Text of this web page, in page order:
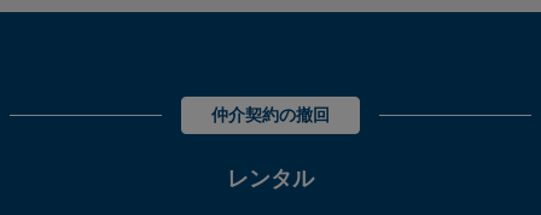
仲介契約の撤回
レンタル